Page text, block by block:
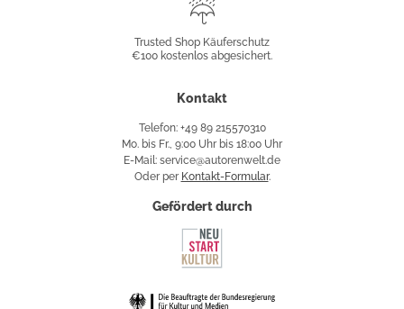
Käuferschutz
Trusted Shop Käuferschutz
€100 kostenlos abgesichert.
Kontakt
Telefon: +49 89 215570310
Mo. bis Fr., 9:00 Uhr bis 18:00 Uhr
E-Mail: service@autorenwelt.de
Oder per Kontakt-Formular.
Gefördert durch